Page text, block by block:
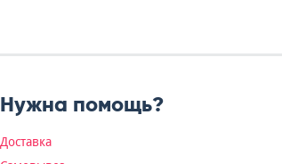
Нужна помощь?
Доставка